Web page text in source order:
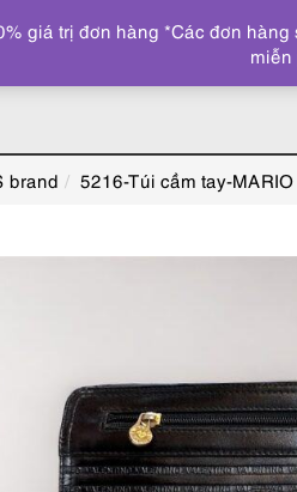
brand 5216-Túi cầm tay-
giá trị đơn hàng *Các đơn